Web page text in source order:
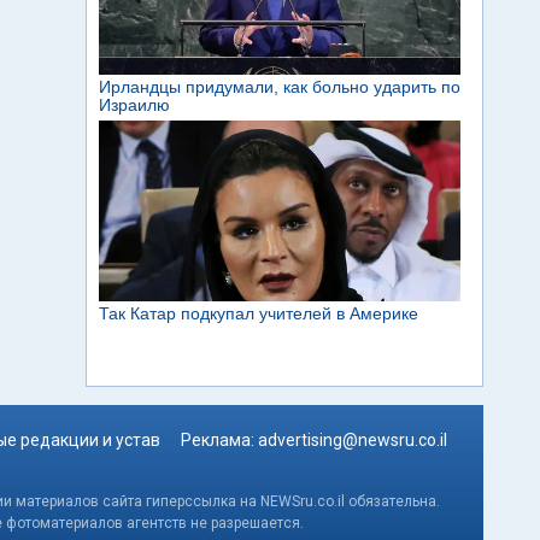
редакции и устав Реклама: advertising@newsru.co.il
сайта гиперссылка на NEWSru.co.il обязательна.
агентств не разрешается.